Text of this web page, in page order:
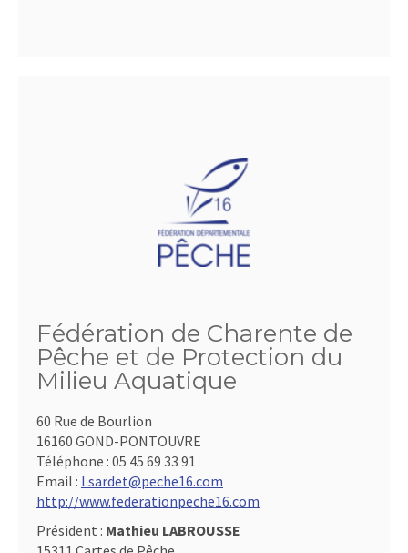
Fédération de Charente de
Pêche et de Protection du
Milieu Aquatique
60 Rue de Bourlion
16160 GOND-PONTOUVRE
Téléphone : 05 45 69 33 91
Email : l.sardet@peche16.com
http://www.federationpeche16.com
Président : Mathieu LABROUSSE